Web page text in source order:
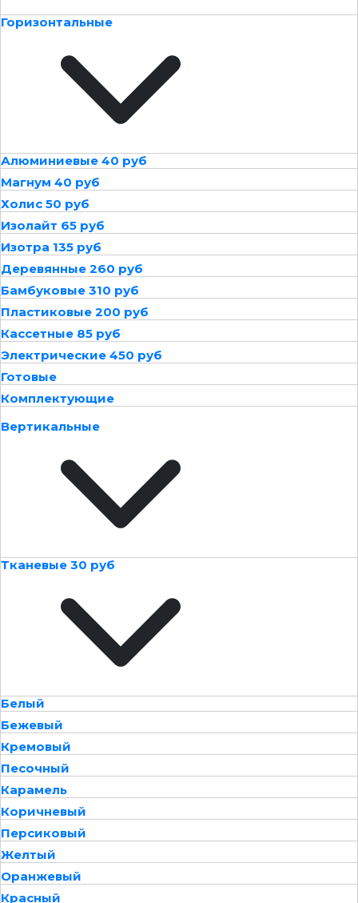
Горизонтальные
Алюминиевые 40 руб
Магнум 40 руб
Холис 50 руб
Изолайт 65 руб
Изотра 135 руб
Деревянные 260 руб
Бамбуковые 310 руб
Пластиковые 200 руб
Кассетные 85 руб
Электрические 450 руб
Готовые
Комплектующие
Вертикальные
Тканевые 30 руб
Белый
Бежевый
Кремовый
Песочный
Карамель
Коричневый
Персиковый
Желтый
Оранжевый
Красный